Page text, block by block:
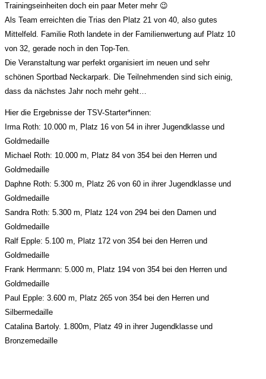
Trainingseinheiten doch ein paar Meter mehr 😉
Als Team erreichten die Trias den Platz 21 von 40, also gutes
Mittelfeld. Familie Roth landete in der Familienwertung auf Platz 10
von 32, gerade noch in den Top-Ten.
Die Veranstaltung war perfekt organisiert im neuen und sehr
schönen Sportbad Neckarpark. Die Teilnehmenden sind sich einig,
dass da nächstes Jahr noch mehr geht…
Hier die Ergebnisse der TSV-Starter*innen:
Irma Roth: 10.000 m, Platz 16 von 54 in ihrer Jugendklasse und
Goldmedaille
Michael Roth: 10.000 m, Platz 84 von 354 bei den Herren und
Goldmedaille
Daphne Roth: 5.300 m, Platz 26 von 60 in ihrer Jugendklasse und
Goldmedaille
Sandra Roth: 5.300 m, Platz 124 von 294 bei den Damen und
Goldmedaille
Ralf Epple: 5.100 m, Platz 172 von 354 bei den Herren und
Goldmedaille
Frank Herrmann: 5.000 m, Platz 194 von 354 bei den Herren und
Goldmedaille
Paul Epple: 3.600 m, Platz 265 von 354 bei den Herren und
Silbermedaille
Catalina Bartoly. 1.800m, Platz 49 in ihrer Jugendklasse und
Bronzemedaille